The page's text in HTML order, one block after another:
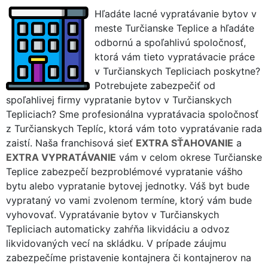
Hľadáte lacné vypratávanie bytov v
meste Turčianske Teplice a hľadáte
odbornú a spoľahlivú spoločnosť,
ktorá vám tieto vypratávacie práce
v Turčianskych Tepliciach poskytne?
Potrebujete zabezpečiť od
spoľahlivej firmy vypratanie bytov v Turčianskych
Tepliciach? Sme profesionálna vypratávacia spoločnosť
z Turčianskych Teplíc, ktorá vám toto vypratávanie rada
zaistí. Naša franchisová sieť EXTRA SŤAHOVANIE a
EXTRA VYPRATÁVANIE vám v celom okrese Turčianske
Teplice zabezpečí bezproblémové vypratanie vášho
bytu alebo vypratanie bytovej jednotky. Váš byt bude
vyprataný vo vami zvolenom termíne, ktorý vám bude
vyhovovať. Vypratávanie bytov v Turčianskych
Tepliciach automaticky zahŕňa likvidáciu a odvoz
likvidovaných vecí na skládku. V prípade záujmu
zabezpečíme pristavenie kontajnera či kontajnerov na